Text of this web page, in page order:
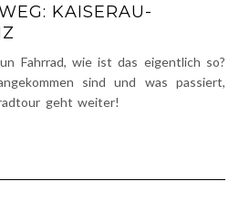
KAISERAU-
Fahrrad, wie ist das eigentlich so?
sind und was passiert,
geht weiter!